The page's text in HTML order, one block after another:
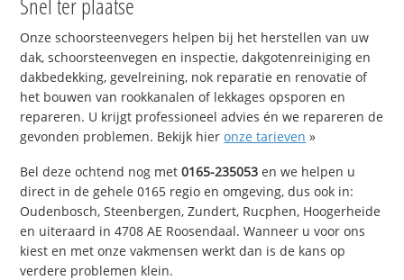
Onze schoorsteenvegers helpen bij het herstellen van uw
dak, schoorsteenvegen en inspectie, dakgotenreiniging en
dakbedekking, gevelreining, nok reparatie en renovatie of
het bouwen van rookkanalen of lekkages opsporen en
repareren. U krijgt professioneel advies én we repareren de
gevonden problemen. Bekijk hieronze tarieven »
Bel deze ochtend nog met0165-235053 en we helpen u
direct in de gehele 0165 regio en omgeving, dus ook in:
Oudenbosch, Steenbergen, Zundert, Rucphen, Hoogerheide
en uiteraard in 4708 AE Roosendaal. Wanneer u voor ons
kiest en met onze vakmensen werkt dan is de kans op
verdere problemen klein.